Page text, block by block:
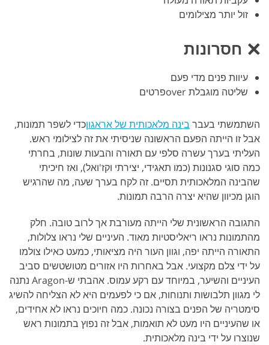
זול יותר מצילומים
חסרונות
עיוות פנים מדי פעם
שליטה מוגבלת overפרטים
השתמשתי בעבר בינה מלאכותית של אראגוןכדי לשפר תמונות,
אבל זו הייתה הפעם הראשונה שניסיתי את זה לצילומי ראש.
העליתי בערך עשרה סלפי עם תאורה והבעות שונות, בחרתי
כמה סוגי סגנונות (כמו תאגידי, יצירתי וקז'ואל), ואז חיכיתי
שהבינה המלאכותית תסיים. זה לקח בערך שעה, מה שהרגיש
הוגן מכיוון שהיא יצרה הרבה תמונות.
התגובה הראשונית שלי הייתה מעורבת אך לרוב טובה. חלק
מהתמונות נראו ריאליסטיות מאוד. העיניים שלי נראו צלולות,
התאורה הייתה יפה, וגוון העור היה מציאותי, כמעט כאילו צולמו
על ידי צלם מקצועי. אבל באחרות היו אזורים מטושטשים סביב
העיניים והשיער, במיוחד עם רקע עמוס. אהבתי ש-Aragon נתנה
לי מגוון תלבושות ותנוחות, אם כי לפעמים היא לא הצליחה להשיג
סימטריה של הפנים בצורה נכונה. כמה חיוכים נראו לא אחידים,
או שהעיניים היו מעט לא תואמות, אבל זה נפוץ בתמונות ראש
שנוצרו על ידי בינה מלאכותית.